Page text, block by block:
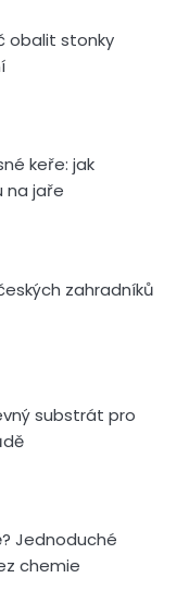
obalit stonky
keře: jak
na jaře
zahradníků
substrát pro
Jednoduché
chemie